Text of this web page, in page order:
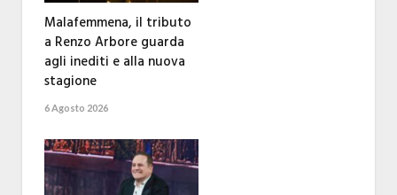
Malafemmena, il tributo
a Renzo Arbore guarda
agli inediti e alla nuova
stagione
6 Agosto 2026